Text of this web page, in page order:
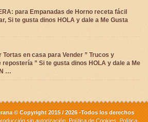
para Empanadas de Horno receta fácil
Si te gusta dinos HOLA y dale a Me Gusta
Tortas en casa para Vender ” Trucos y
repostería ” Si te gusta dinos HOLA y dale a Me
…
© Copyright 2015 / 2026 -Todos los derechos
sin autorización. Política de Cookies, Política